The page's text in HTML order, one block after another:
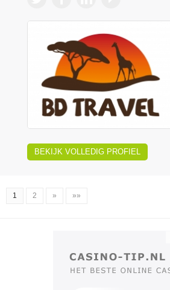
BEKIJK VOLLEDIG PROFIEL
1 2 » »»